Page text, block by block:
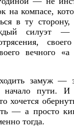
на компасе,
в ту сторону,
силуэт —
вечного
замуж —
начало пути. И
хочется
— а просто
тогда.